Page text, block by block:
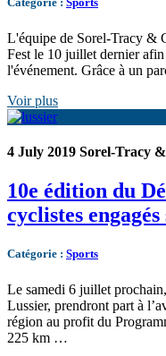
L'équipe de Sorel-Tracy &
Fest le 10 juillet dernier
l'événement. Grâce à un
Voir plus
4 July 2019 Sorel-Tracy
10e édition du
cyclistes
Catégorie : Sports
Le samedi 6 juillet
Lussier, prendront part à
région au profit du
225 km …